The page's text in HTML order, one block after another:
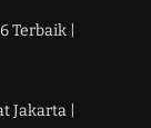
Terbaik |
Jakarta |